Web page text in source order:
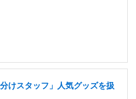
けスタッフ」人気グッズを扱